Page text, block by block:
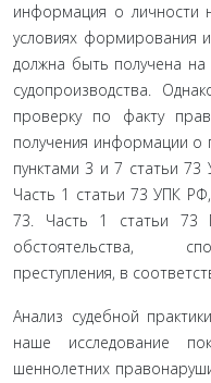
информация о личности
условиях формирования
должна быть получена
судопроизводства.
проверку по факту
получения информации о
пунктами 3 и 7 статьи 73
Часть 1 статьи 73 УПК
73. Часть 1 статьи 73
обстоятель­ства,
преступления, в
Анализ судебной
наше исследование
шеннолетних